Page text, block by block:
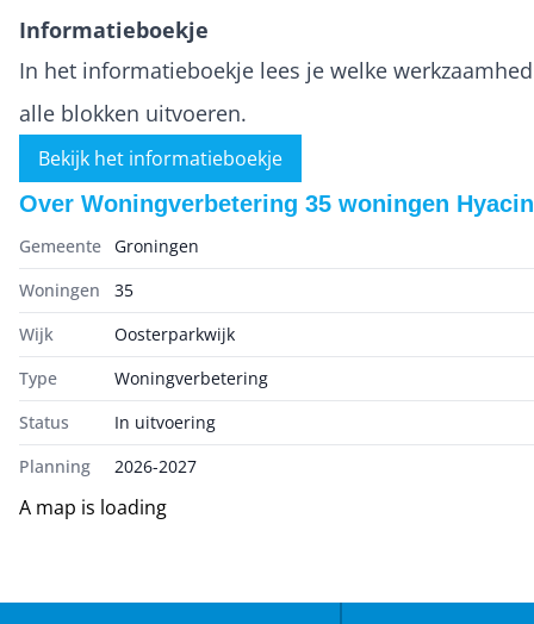
Informatieboekje
In het informatieboekje lees je welke
alle blokken uitvoeren.
Bekijk het informatieboekje
Over Woningverbetering 35 woningen
Gemeente
Groningen
Woningen
35
Wijk
Oosterparkwijk
Type
Woningverbetering
Status
In uitvoering
Planning
2026-2027
A map is loading